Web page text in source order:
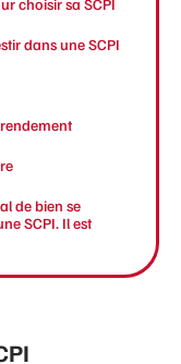
dans une SCPI
de bien se
SCPI. Il est